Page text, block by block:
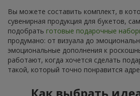
Вы можете составить комплект, в
сувенирная продукция для букетов,
подобрать готовые подарочные
продумано: от визуала до
эмоциональные дополнения к
работают, когда хочется сделать
такой, который точно понравится